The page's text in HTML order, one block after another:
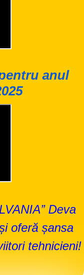
anul
Deva
oferă șansa
tehnicieni!